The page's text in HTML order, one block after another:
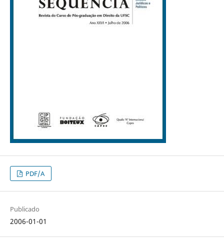
PDF/A
Publicado
2006-01-01